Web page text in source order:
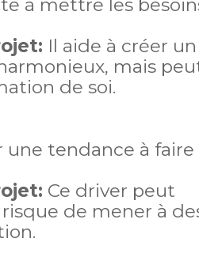
à mettre les
Il aide à créer un
mais
de soi.
une tendance à faire
Ce driver peut
de mener à